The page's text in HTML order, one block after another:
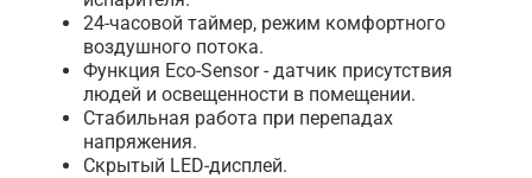
24-часовой таймер, режим комфортного
воздушного потока.
Функция Eco-Sensor - датчик присутствия
людей и освещенности в помещении.
Стабильная работа при перепадах
напряжения.
Скрытый LED-дисплей.